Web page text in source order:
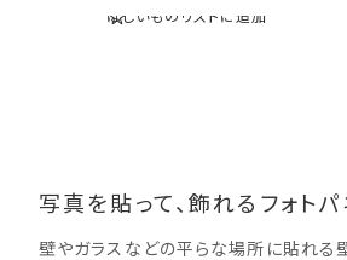
ほしいものリストに追加
写真を貼って、飾れるフォトパ
壁やガラスなどの平らな場所に貼れる